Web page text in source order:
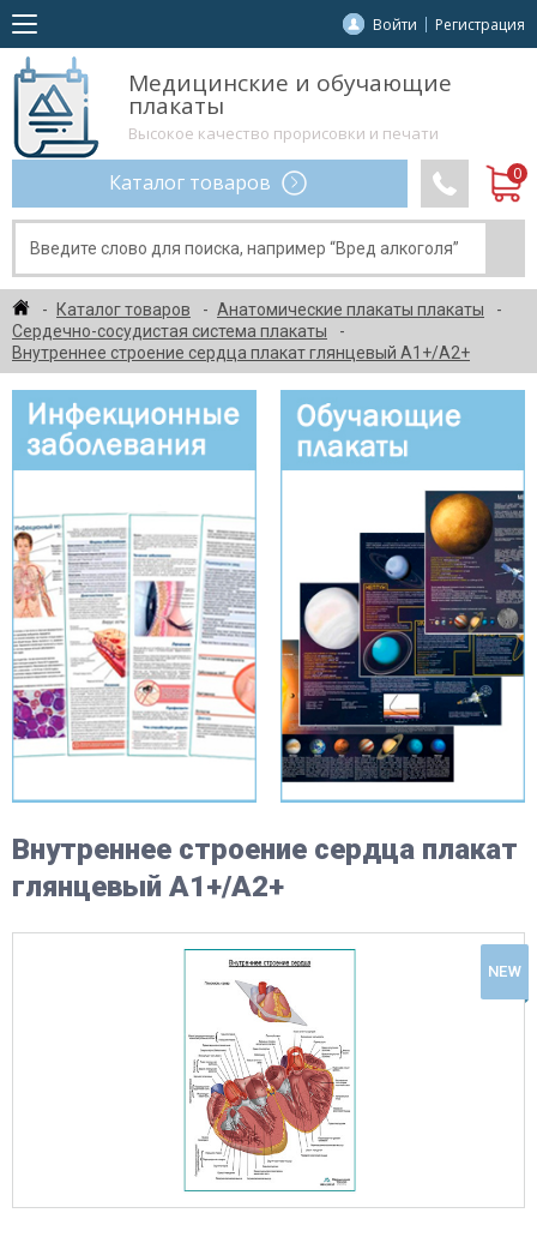
Войти Регистрация
Медицинские и обучающие
плакаты
Высокое качество прорисовки и печати
Каталог товаров
Каталог товаров
Анатомические плакаты плакаты
Сердечно-сосудистая система плакаты
Внутреннее строение сердца плакат глянцевый А1+/А2+
Внутреннее строение сердца плакат
глянцевый А1+/А2+
NEW